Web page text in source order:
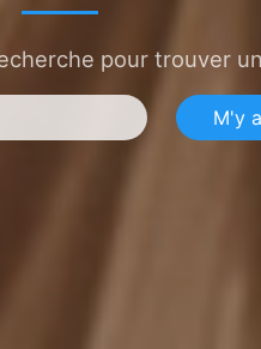
pour trouver
M'y